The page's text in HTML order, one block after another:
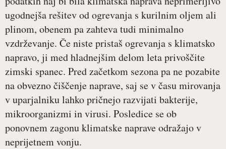
ugodnejša rešitev od ogrevanja s kurilnim oljem ali
plinom, obenem pa zahteva tudi minimalno
vzdrževanje. Če niste pristaš ogrevanja s klimatsko
napravo, ji med hladnejšim delom leta privoščite
zimski spanec. Pred začetkom sezona pa ne pozabite
na obvezno čiščenje naprave, saj se v času mirovanja
v uparjalniku lahko pričnejo razvijati bakterije,
mikroorganizmi in virusi. Posledice se ob
ponovnem zagonu klimatske naprave odražajo v
neprijetnem vonju.